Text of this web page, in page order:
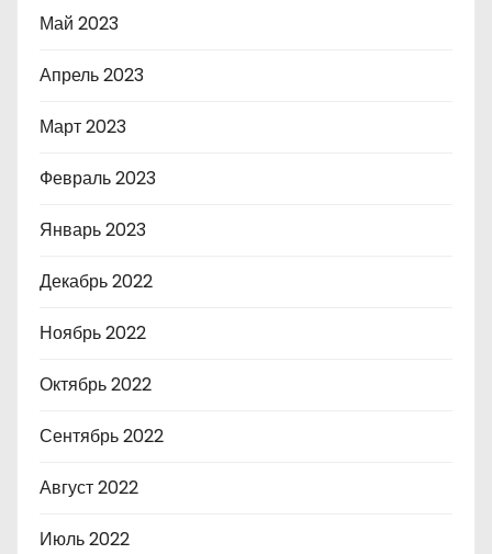
Май 2023
Апрель 2023
Март 2023
Февраль 2023
Январь 2023
Декабрь 2022
Ноябрь 2022
Октябрь 2022
Сентябрь 2022
Август 2022
Июль 2022